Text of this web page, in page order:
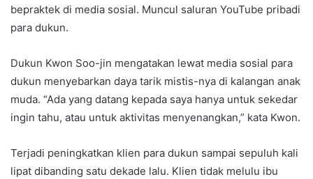
bepraktek di media sosial. Muncul saluran YouTube pribadi
para dukun.
Dukun Kwon Soo-jin mengatakan lewat media sosial para
dukun menyebarkan daya tarik mistis-nya di kalangan anak
muda. “Ada yang datang kepada saya hanya untuk sekedar
ingin tahu, atau untuk aktivitas menyenangkan,” kata Kwon.
Terjadi peningkatkan klien para dukun sampai sepuluh kali
lipat dibanding satu dekade lalu. Klien tidak melulu ibu